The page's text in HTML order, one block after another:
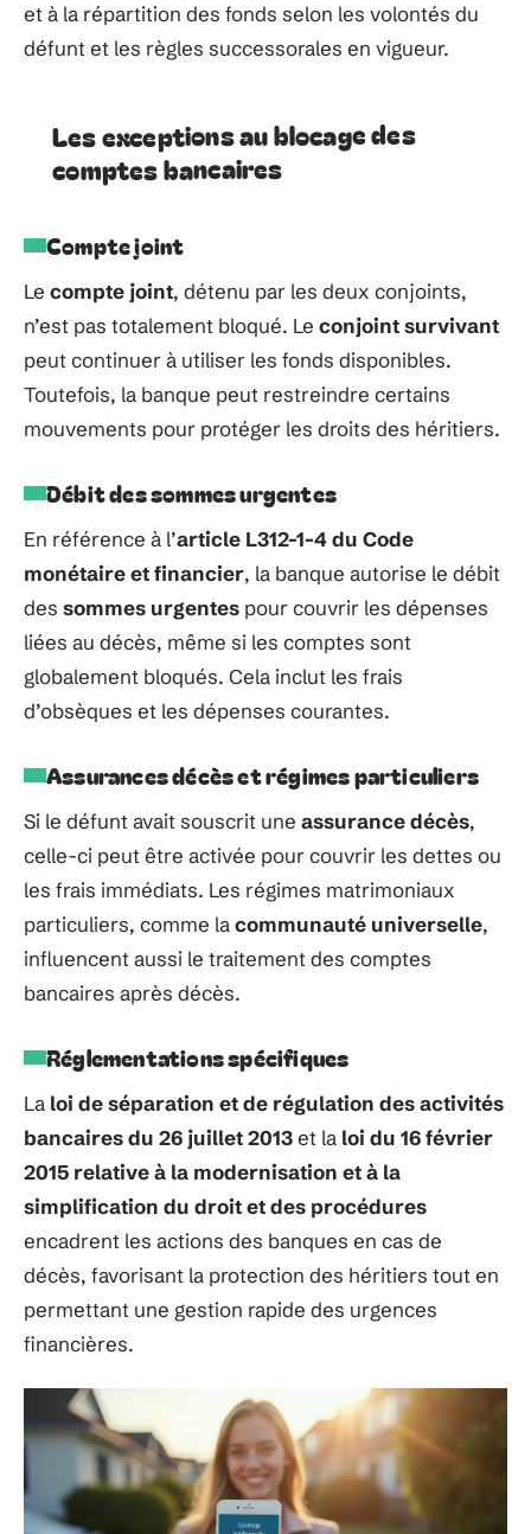
et à la répartition des fonds selon les volontés du
défunt et les règles successorales en vigueur.
Les exceptions au blocage des
comptes bancaires
Compte joint
Le compte joint, détenu par les deux conjoints,
n’est pas totalement bloqué. Le conjoint survivant
peut continuer à utiliser les fonds disponibles.
Toutefois, la banque peut restreindre certains
mouvements pour protéger les droits des héritiers.
Débit des sommes urgentes
En référence à l’article L312-1-4 du Code
monétaire et financier, la banque autorise le débit
des sommes urgentes pour couvrir les dépenses
liées au décès, même si les comptes sont
globalement bloqués. Cela inclut les frais
d’obsèques et les dépenses courantes.
Assurances décès et régimes particuliers
Si le défunt avait souscrit une assurance décès,
celle-ci peut être activée pour couvrir les dettes ou
les frais immédiats. Les régimes matrimoniaux
particuliers, comme lacommunauté universelle,
influencent aussi le traitement des comptes
bancaires après décès.
Réglementations spécifiques
La loi de séparation et de régulation des activités
bancaires du 26 juillet 2013et la loi du 16 février
2015 relative à la modernisation et à la
simplification du droit et des procédures
encadrent les actions des banques en cas de
décès, favorisant la protection des héritiers tout en
permettant une gestion rapide des urgences
financières.